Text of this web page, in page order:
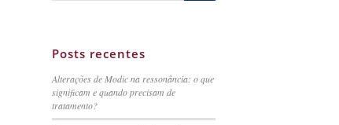
Posts recentes
Alterações de Modic na ressonância: o que
significam e quando precisam de
tratamento?